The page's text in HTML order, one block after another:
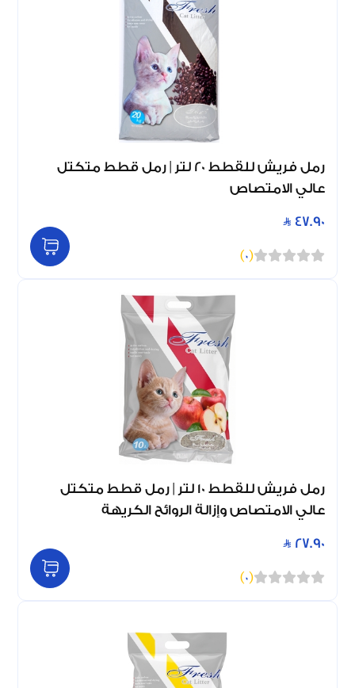
رمل فريش للقطط 20 لتر | رمل قطط متكتل
عالي الامتصاص
47.90
(
0
)
رمل فريش للقطط 10 لتر | رمل قطط متكتل
عالي الامتصاص وإزالة الروائح الكريهة
27.90
(
0
)